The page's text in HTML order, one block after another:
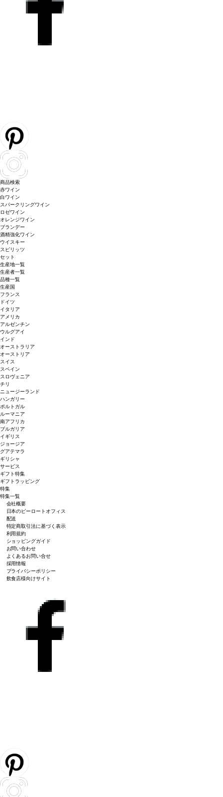
商品検索
赤ワイン
白ワイン
スパークリングワイン
ロゼワイン
オレンジワイン
ブランデー
酒精強化ワイン
ウイスキー
スピリッツ
セット
生産地一覧
生産者一覧
品種一覧
生産国
フランス
ドイツ
イタリア
アメリカ
アルゼンチン
ウルグアイ
インド
オーストラリア
オーストリア
スイス
スペイン
スロヴェニア
チリ
ニュージーランド
ハンガリー
ポルトガル
ルーマニア
南アフリカ
ブルガリア
イギリス
ジョージア
グアテマラ
ギリシャ
サービス
ギフト特集
ギフトラッピング
特集
特集一覧
会社概要
日本のピーロートオフィス
配送
特定商取引法に基づく表示
利用規約
ショッピングガイド
お問い合わせ
よくあるお問い合せ
採用情報
プライバシーポリシー
飲食店様向けサイト